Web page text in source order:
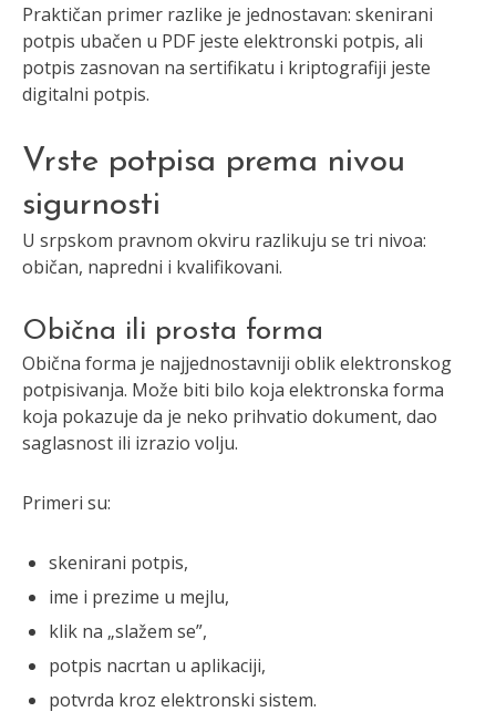
Praktičan primer razlike je jednostavan: skenirani
potpis ubačen u PDF jeste elektronski potpis, ali
potpis zasnovan na sertifikatu i kriptografiji jeste
digitalni potpis.
Vrste potpisa prema nivou
sigurnosti
U srpskom pravnom okviru razlikuju se tri nivoa:
običan, napredni i kvalifikovani.
Obična ili prosta forma
Obična forma je najjednostavniji oblik elektronskog
potpisivanja. Može biti bilo koja elektronska forma
koja pokazuje da je neko prihvatio dokument, dao
saglasnost ili izrazio volju.
Primeri su:
skenirani potpis,
ime i prezime u mejlu,
klik na „slažem se”,
potpis nacrtan u aplikaciji,
potvrda kroz elektronski sistem.